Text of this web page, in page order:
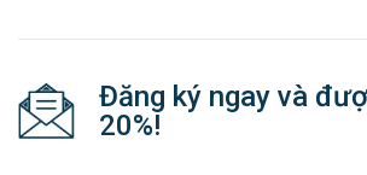
Đăng ký ngay và
20%!